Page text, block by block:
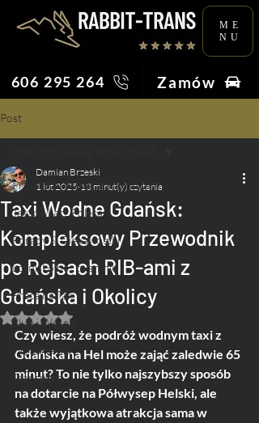
ME
NU
606 295 264 Zamów
Post
Przeczytaj więcej artykułów ✍︎
Taksówkarz Poleca
Porady & Ciekawostki
Lotnisko bez tajemnic
Praca na Taxi
Ślub i Wesele
Wydarzenia
Transport
Taxi Wodne Gdańsk:
Kompleksowy Przewodnik
po Rejsach RIB-ami z
Gdańska i Okolicy
Damian Brzeski
1 lut 2025 13 minut(y) czytania
Oceniono na NaN z 5 gwiazdek.
Czy wiesz, że podróż wodnym taxi z
Gdańska na Hel może zająć zaledwie 65
minut? To nie tylko najszybszy sposób
na dotarcie na Półwysep Helski, ale
także wyjątkowa atrakcja sama w